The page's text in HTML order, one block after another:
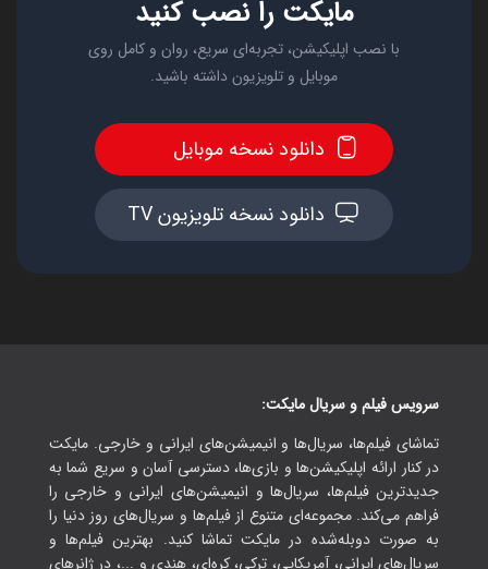
مایکت را نصب کنید
با نصب اپلیکیشن، تجربه‌ای سریع، روان و کامل روی
موبایل و تلویزیون داشته باشید.
دانلود نسخه موبایل
دانلود نسخه تلویزیون TV
سرویس فیلم و سریال مایکت:
تماشای فیلم‌ها، سریال‌ها و انیمیشن‌های ایرانی و خارجی. مایکت
در کنار ارائه اپلیکیشن‌ها و بازی‌ها، دسترسی آسان و سریع شما به
جدیدترین فیلم‌ها، سریال‌ها و انیمیشن‌های ایرانی و خارجی را
فراهم می‌کند. مجموعه‌ای متنوع از فیلم‌ها و سریال‌های روز دنیا را
به صورت دوبله‌شده در مایکت تماشا کنید. بهترین فیلم‌ها و
سریال‌های ایرانی، آمریکایی، ترکی، کره‌ای، هندی و ...، در ژانرهای